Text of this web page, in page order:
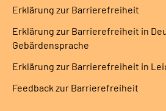
Erklärung zur Barrierefreiheit
Erklärung zur Barrierefreiheit in
Gebärdensprache
Erklärung zur Barrierefreiheit in
Feedback zur Barrierefreiheit